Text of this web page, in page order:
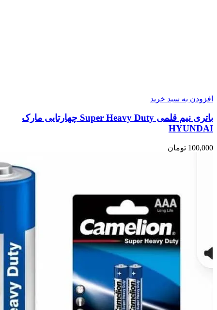
افزودن به سبد خرید
باتری نیم قلمی Super Heavy Duty چهارتایی مارک
HYUNDAI
100,000 تومان